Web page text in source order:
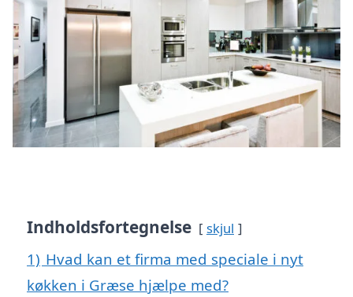
Indholdsfortegnelse skjul
1) Hvad kan et firma med speciale i nyt
køkken i Græse hjælpe med?